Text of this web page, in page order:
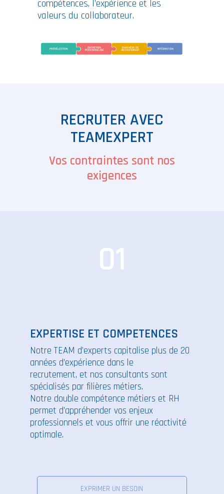
compétences, l’expérience et les
valeurs du collaborateur.
RECRUTER AVEC
TEAMEXPERT
Vos contraintes sont nos
exigences
01
EXPERTISE ET COMPETENCES
Notre TEAM d’experts capitalise plus de 20
années d’expérience dans le
recrutement, et nos consultants sont
spécialisés par filières métiers.
Notre double compétence métiers et RH
permet d’appréhender vos enjeux
professionnels et vous offrir une réactivité
optimale.
EXPRIMER UN BESOIN